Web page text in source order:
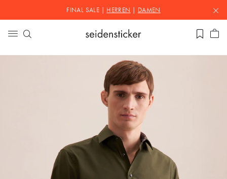
FINAL SALE | HERREN DAMEN